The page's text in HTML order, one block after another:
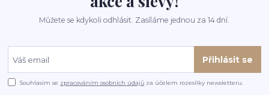
Můžete se kdykoli odhlásit. Zasíláme jednou za 14 dní.
Přihlásit se
Souhlasím se zpracováním osobních údajů za účelem rozesílky newsletteru.